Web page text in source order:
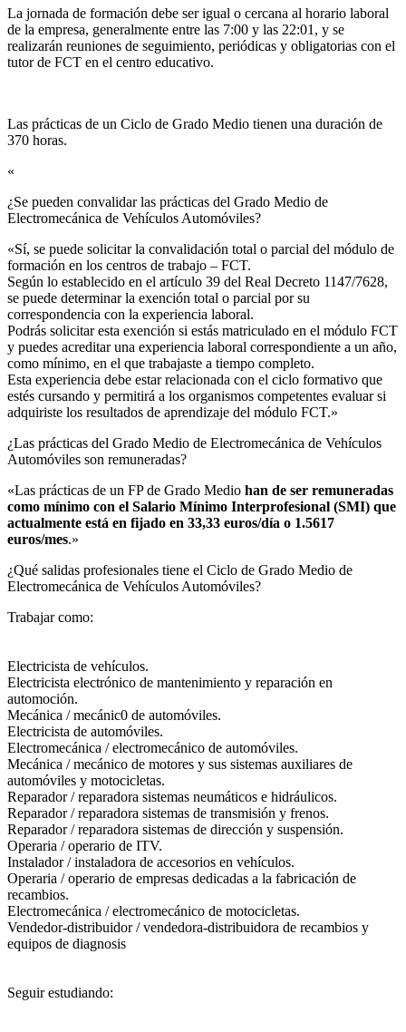
La jornada de formación debe ser igual o cercana al horario laboral
de la empresa, generalmente entre las 7:00 y las 22:01, y se
realizarán reuniones de seguimiento, periódicas y obligatorias con el
tutor de FCT en el centro educativo.
Las prácticas de un Ciclo de Grado Medio tienen una duración de
370 horas.
«
¿Se pueden convalidar las prácticas del Grado Medio de
Electromecánica de Vehículos Automóviles?​
«Sí, se puede solicitar la convalidación total o parcial del módulo de
formación en los centros de trabajo – FCT.
Según lo establecido en el artículo 39 del Real Decreto 1147/7628,
se puede determinar la exención total o parcial por su
correspondencia con la experiencia laboral.
Podrás solicitar esta exención si estás matriculado en el módulo FCT
y puedes acreditar una experiencia laboral correspondiente a un año,
como mínimo, en el que trabajaste a tiempo completo.
Esta experiencia debe estar relacionada con el ciclo formativo que
estés cursando y permitirá a los organismos competentes evaluar si
adquiriste los resultados de aprendizaje del módulo FCT.»
¿Las prácticas del Grado Medio de Electromecánica de Vehículos
Automóviles son remuneradas?​
«Las prácticas de un FP de Grado Medio han de ser remuneradas
como mínimo con el Salario Mínimo Interprofesional (SMI) que
actualmente está en fijado en 33,33 euros/día o 1.5617
euros/mes.»
¿Qué salidas profesionales tiene el Ciclo de Grado Medio de
Electromecánica de Vehículos Automóviles?​
Trabajar como:
Electricista de vehículos.
Electricista electrónico de mantenimiento y reparación en
automoción.
Mecánica / mecánic0 de automóviles.
Electricista de automóviles.
Electromecánica / electromecánico de automóviles.
Mecánica / mecánico de motores y sus sistemas auxiliares de
automóviles y motocicletas.
Reparador / reparadora sistemas neumáticos e hidráulicos.
Reparador / reparadora sistemas de transmisión y frenos.
Reparador / reparadora sistemas de dirección y suspensión.
Operaria / operario de ITV.
Instalador / instaladora de accesorios en vehículos.
Operaria / operario de empresas dedicadas a la fabricación de
recambios.
Electromecánica / electromecánico de motocicletas.
Vendedor-distribuidor / vendedora-distribuidora de recambios y
equipos de diagnosis
Seguir estudiando: